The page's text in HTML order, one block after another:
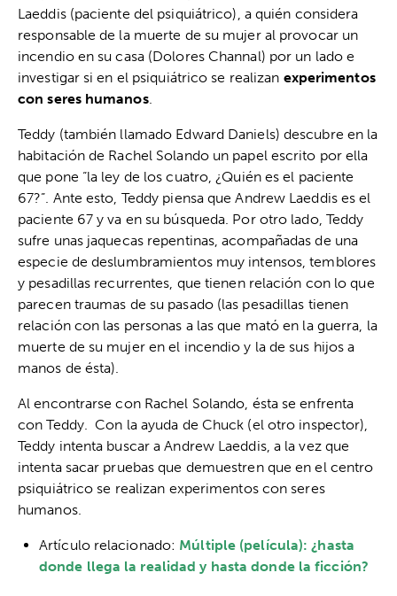
Laeddis (paciente del psiquiátrico), a quién considera
responsable de la muerte de su mujer al provocar un
incendio en su casa (Dolores Channal) por un lado e
investigar si en el psiquiátrico se realizan experimentos
con seres humanos.
Teddy (también llamado Edward Daniels) descubre en la
habitación de Rachel Solando un papel escrito por ella
que pone “la ley de los cuatro, ¿Quién es el paciente
67?”. Ante esto, Teddy piensa que Andrew Laeddis es el
paciente 67 y va en su búsqueda. Por otro lado, Teddy
sufre unas jaquecas repentinas, acompañadas de una
especie de deslumbramientos muy intensos, temblores
y pesadillas recurrentes, que tienen relación con lo que
parecen traumas de su pasado (las pesadillas tienen
relación con las personas a las que mató en la guerra, la
muerte de su mujer en el incendio y la de sus hijos a
manos de ésta).
Al encontrarse con Rachel Solando, ésta se enfrenta
con Teddy. Con la ayuda de Chuck (el otro inspector),
Teddy intenta buscar a Andrew Laeddis, a la vez que
intenta sacar pruebas que demuestren que en el centro
psiquiátrico se realizan experimentos con seres
humanos.
Artículo relacionado: Múltiple (película): ¿hasta
donde llega la realidad y hasta donde la ficción?